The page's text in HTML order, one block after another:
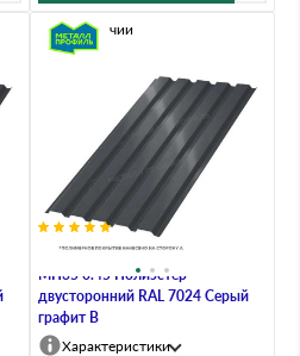
Профлист Металл Профиль
МП35 0.45 Полиэстер
двусторонний RAL 7024 Серый
графит B
В наличии
Характеристики